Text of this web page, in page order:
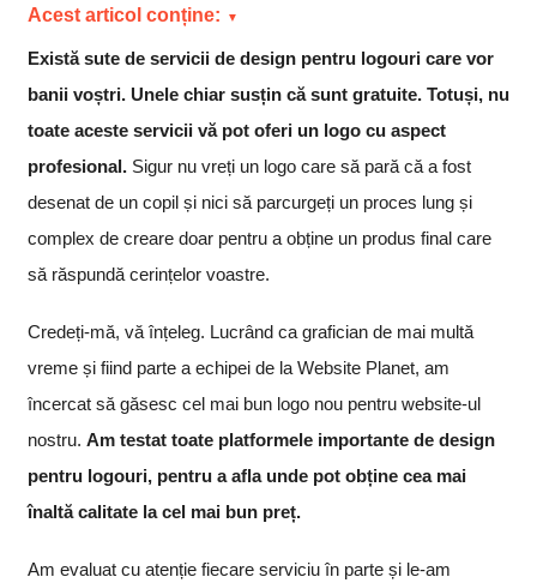
Acest articol conține:
Există sute de servicii de design pentru logouri care vor
banii voștri. Unele chiar susțin că sunt gratuite. Totuși, nu
toate aceste servicii vă pot oferi un logo cu aspect
profesional. Sigur nu vreți un logo care să pară că a fost
desenat de un copil și nici să parcurgeți un proces lung și
complex de creare doar pentru a obține un produs final care
să răspundă cerințelor voastre.
Credeți-mă, vă înțeleg. Lucrând ca grafician de mai multă
vreme și fiind parte a echipei de la Website Planet, am
încercat să găsesc cel mai bun logo nou pentru website-ul
nostru. Am testat toate platformele importante de design
pentru logouri, pentru a afla unde pot obține cea mai
înaltă calitate la cel mai bun preț.
Am evaluat cu atenție fiecare serviciu în parte și le-am